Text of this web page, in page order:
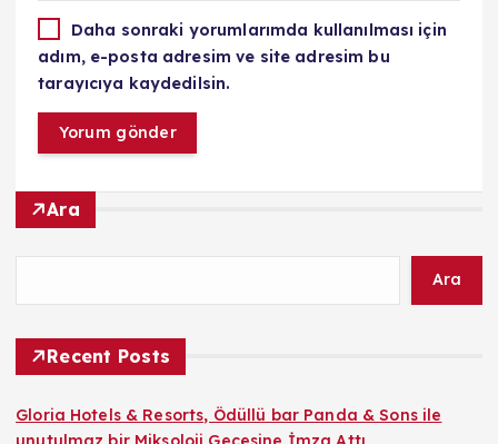
Daha sonraki yorumlarımda kullanılması için
adım, e-posta adresim ve site adresim bu
tarayıcıya kaydedilsin.
Ara
Ara
Recent Posts
Gloria Hotels & Resorts, Ödüllü bar Panda & Sons ile